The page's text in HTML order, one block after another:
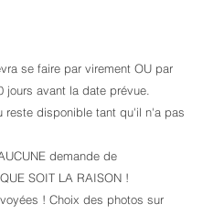
se faire par virement OU par
jours avant la date prévue.
reste disponible tant qu'il n'a pas
demande de
SOIT LA RAISON !
! Choix des photos sur